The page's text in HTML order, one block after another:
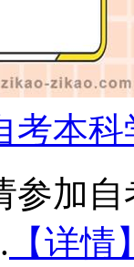
考本
参加
【详情